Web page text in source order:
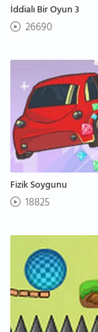
İddialı Bir Oyun 3
26690
Fizik Soygunu
18825